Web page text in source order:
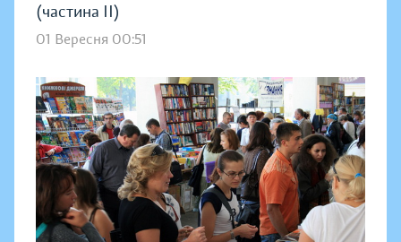
(частина ІІ)
01 Вересня 00:51